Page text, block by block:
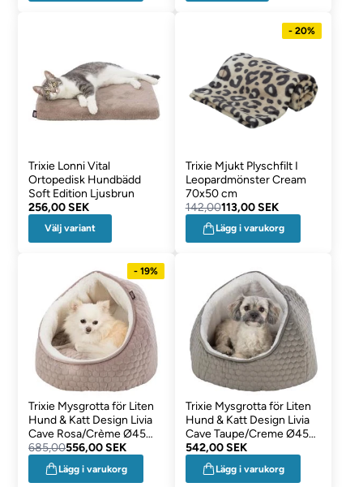
Trixie Lonni Vital
Ortopedisk Hundbädd
Soft Edition Ljusbrun
256,00 SEK
Välj variant
- 20%
Trixie Mjukt Plyschfilt I
Leopardmönster Cream
70x50 cm
142,00113,00 SEK
Lägg i varukorg
- 19%
Trixie Mysgrotta för Liten
Hund & Katt Design Livia
Cave Rosa/Crème Ø45
cm
685,00556,00 SEK
Lägg i varukorg
Trixie Mysgrotta för Liten
Hund & Katt Design Livia
Cave Taupe/Creme Ø45
cm
542,00 SEK
Lägg i varukorg